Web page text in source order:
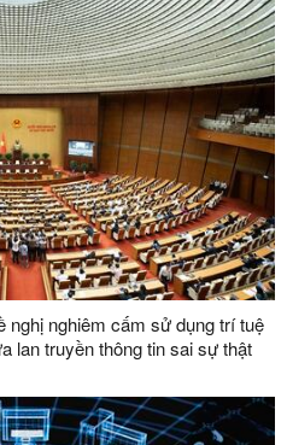
nghị nghiêm cấm sử dụng trí tuệ
lan truyền thông tin sai sự thật